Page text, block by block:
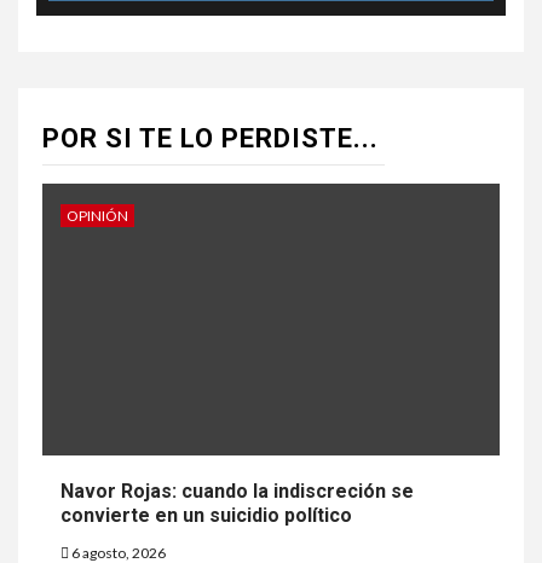
POR SI TE LO PERDISTE...
OPINIÓN
Navor Rojas: cuando la indiscreción se
convierte en un suicidio político
6 agosto, 2026